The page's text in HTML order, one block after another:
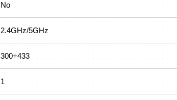
No
2.4GHz/5GHz
300+433
1